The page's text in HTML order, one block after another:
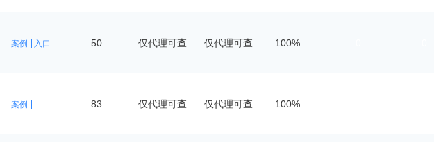
案例 入口 50 仅代理可查 仅代理可查 100%
案例 83 仅代理可查 仅代理可查 100%